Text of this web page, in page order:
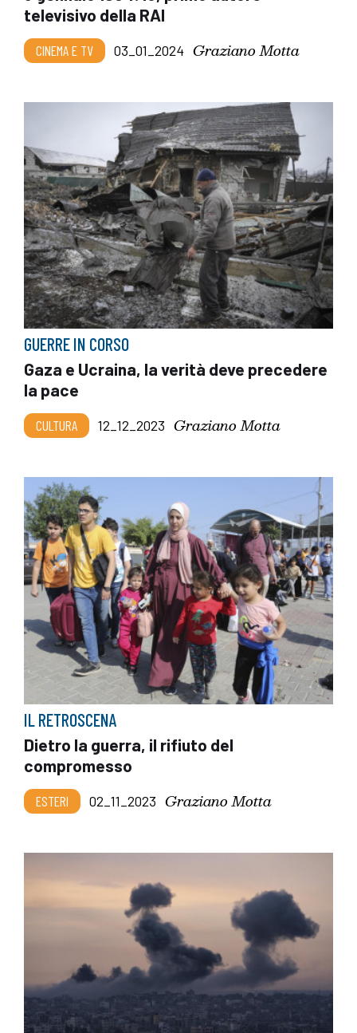
televisivo della RAI
CINEMA E TV 03_01_2024 Graziano Motta
GUERRE IN CORSO
Gaza e Ucraina, la verità deve precedere
la pace
CULTURA 12_12_2023 Graziano Motta
IL RETROSCENA
Dietro la guerra, il rifiuto del
compromesso
ESTERI 02_11_2023 Graziano Motta